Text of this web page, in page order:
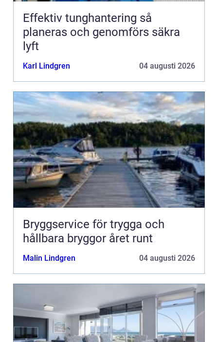
Effektiv tunghantering så
planeras och genomförs säkra
lyft
Karl Lindgren 04 augusti 2026
Bryggservice för trygga och
hållbara bryggor året runt
Malin Lindgren 04 augusti 2026